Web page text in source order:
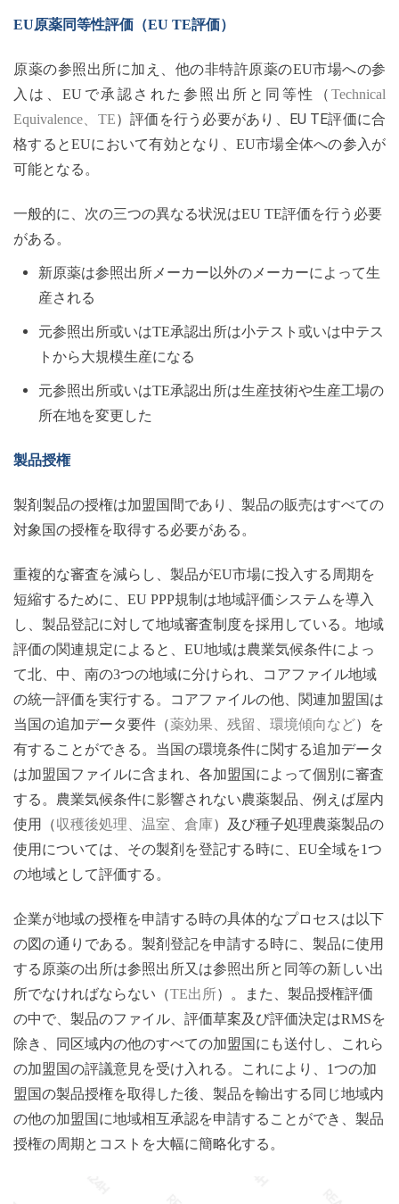
EU原薬同等性評価（EU TE評価）
原薬の参照出所に加え、他の非特許原薬のEU市場への参
入は、EUで承認された参照出所と同等性（ Technical
Equivalence、TE）評価を行う必要があり、 EU TE評価に合
格するとEUにおいて有効となり、EU市場全体への参入が
可能となる。
一般的に、次の三つの異なる状況はEU TE評価を行う必要
がある。
新原薬は参照出所メーカー以外のメーカーによって生
産される
元参照出所或いはTE承認出所は小テスト或いは中テス
トから大規模生産になる
元参照出所或いはTE承認出所は生産技術や生産工場の
所在地を変更した
製品授権
製剤製品の授権は加盟国間であり、製品の販売はすべての
対象国の授権を取得する必要がある。
重複的な審査を減らし、製品がEU市場に投入する周期を
短縮するために、EU PPP規制は地域評価システムを導入
し、製品登記に対して地域審査制度を採用している。地域
評価の関連規定によると、EU地域は農業気候条件によっ
て北、中、南の3つの地域に分けられ、コアファイル地域
の統一評価を実行する。コアファイルの他、関連加盟国は
当国の追加データ要件（薬効果 、残留、環境傾向など）を
有することができる。当国の環境条件に関する追加データ
は加盟国ファイルに含まれ、各加盟国によって個別に審査
する。農業気候条件に影響されない農薬製品、例えば屋内
使用（収穫後処理、温室、倉庫）及び種子処理農薬製品の
使用については、その製剤を登記する時に、 EU全域を1つ
の地域として評価する。
企業が地域の授権を申請する時の具体的なプロセスは以下
の図の通りである。製剤登記を申請する時に、製品に使用
する原薬の出所は参照出所又は参照出所と同等の新しい出
所でなければならない（TE出所）。また、製品授権評価
の中で、製品のファイル、評価草案及び評価決定はRMSを
除き、同区域内の他のすべての加盟国にも送付し、これら
の加盟国の評議意見を受け入れる。これにより、1つの加
盟国の製品授権を取得した後、製品を輸出する同じ地域内
の他の加盟国に地域相互承認を申請することができ、製品
授権の周期とコストを大幅に簡略化する。